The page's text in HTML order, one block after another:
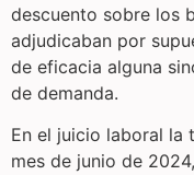
descuento sobre los
adjudicaban por
de eficacia alguna
de demanda.
En el juicio laboral la
mes de junio de